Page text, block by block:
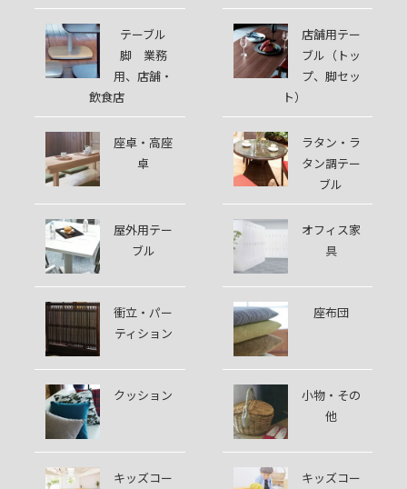
テーブル
脚 業務
用、店舗・
飲食店
店舗用テー
ブル（トッ
プ、脚セッ
ト）
座卓・高座
卓
ラタン・ラ
タン調テー
ブル
屋外用テー
ブル
オフィス家
具
衝立・パー
ティション
座布団
クッション
小物・その
他
キッズコー
キッズコー